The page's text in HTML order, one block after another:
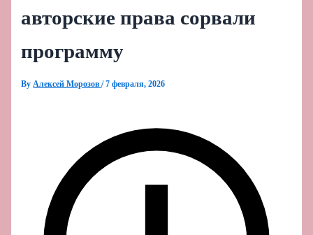
авторские права сорвали
программу
ByАлексей Морозов/7 февраля, 2026